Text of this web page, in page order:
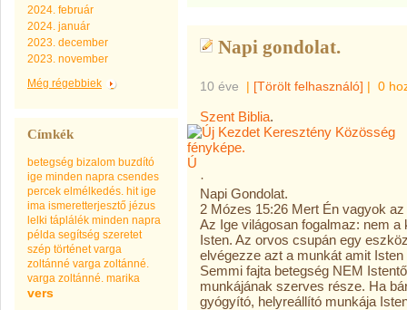
2024. február
2024. január
2023. december
2023. november
Még régebbiek
Címkék
betegség bizalom buzdító
ige minden napra csendes
percek elmélkedés. hit ige
ima ismeretterjesztő jézus
lelki táplálék minden napra
példa segítség szeretet
szép történet varga
zoltánné varga zoltánné.
varga zoltánné. marika
vers
Napi gondolat.
10 éve | [Törölt felhasználó] | 0
Szent Biblia.
Ú
·
Napi Gondolat.
2 Mózes 15:26 Mert Én vagyok
Az Ige világosan fogalmaz: nem
Isten. Az orvos csupán egy
elvégezze azt a munkát amit Isten
Semmi fajta betegség NEM
munkájának szerves része. Ha
gyógyító, helyreállító munkája